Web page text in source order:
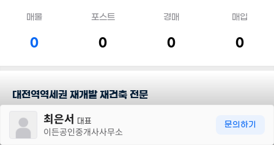
매물
0
포스트
0
경매
0
매입
0
대전역역세권 재개발 재건축 전문
담당지역최은서 대표
이든공인중개사사무소
문의하기